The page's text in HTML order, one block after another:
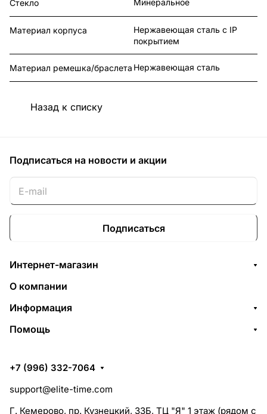
Стекло Минеральное
Материал корпуса
Нержавеющая сталь с IP
покрытием
Материал ремешка/браслета Нержавеющая сталь
Назад к списку
Подписаться на новости и акции
Подписаться
Интернет-магазин
О компании
Информация
Помощь
+7 (996) 332-7064
support@elite-time.com
Г. Кемерово, пр. Кузнецкий, 33Б, ТЦ "Я" 1 этаж (рядом с